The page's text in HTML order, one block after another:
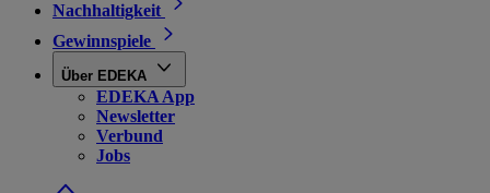
Nachhaltigkeit
Gewinnspiele
Über EDEKA
EDEKA App
Newsletter
Verbund
Jobs